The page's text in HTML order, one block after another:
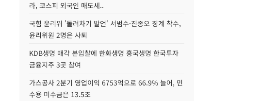
라, 코스피 외국인 매도세..
국힘 윤리위 '돌려차기 발언' 서범수·진종오 징계 착수,
윤리위원 2명은 사퇴
KDB생명 매각 본입찰에 한화생명 흥국생명 한국투자
금융지주 3곳 참여
가스공사 2분기 영업이익 6753억으로 66.9% 늘어, 민
수용 미수금은 13.5조